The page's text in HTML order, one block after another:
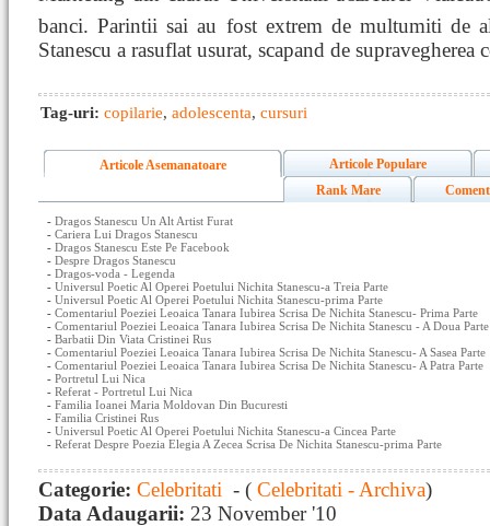
banci. Parintii sai au fost extrem de multumiti de
Stanescu a rasuflat usurat, scapand de supravegherea
Tag-uri: copilarie, adolescenta, cursuri
Articole Asemanatoare
Articole Populare
Rank Mare
- Dragos Stanescu Un Alt Artist Furat
- Cariera Lui Dragos Stanescu
- Dragos Stanescu Este Pe Facebook
- Despre Dragos Stanescu
- Dragos-voda - Legenda
- Universul Poetic Al Operei Poetului Nichita Stanescu-a Treia Parte
- Universul Poetic Al Operei Poetului Nichita Stanescu-prima Parte
- Comentariul Poeziei Leoaica Tanara Iubirea Scrisa De Nichita Stanescu- Prima Parte
- Comentariul Poeziei Leoaica Tanara Iubirea Scrisa De Nichita Stanescu - A Doua Parte
- Barbatii Din Viata Cristinei Rus
- Comentariul Poeziei Leoaica Tanara Iubirea Scrisa De Nichita Stanescu- A Sasea Parte
- Comentariul Poeziei Leoaica Tanara Iubirea Scrisa De Nichita Stanescu- A Patra Parte
- Portretul Lui Nica
- Referat - Portretul Lui Nica
- Familia Ioanei Maria Moldovan Din Bucuresti
- Familia Cristinei Rus
- Universul Poetic Al Operei Poetului Nichita Stanescu-a Cincea Parte
- Referat Despre Poezia Elegia A Zecea Scrisa De Nichita Stanescu-prima Parte
Categorie: Celebritati - ( Celebritati - Archiva)
Data Adaugarii: 23 November '10